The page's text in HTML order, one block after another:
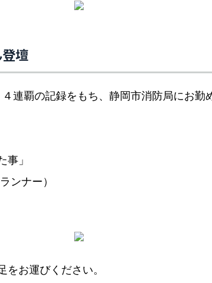
壇
連覇の記録をもち、静岡市消防局にお勤
事」
ンナー）
お運びください。